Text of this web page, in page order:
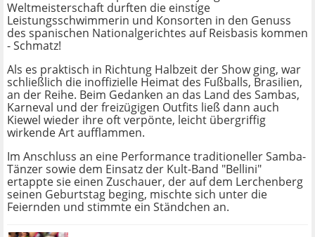
Weltmeisterschaft durften die einstige
Leistungsschwimmerin und Konsorten in den Genuss
des spanischen Nationalgerichtes auf Reisbasis kommen
- Schmatz!
Als es praktisch in Richtung Halbzeit der Show ging, war
schließlich die inoffizielle Heimat des Fußballs, Brasilien,
an der Reihe. Beim Gedanken an das Land des Sambas,
Karneval und der freizügigen Outfits ließ dann auch
Kiewel wieder ihre oft verpönte, leicht übergriffig
wirkende Art aufflammen.
Im Anschluss an eine Performance traditioneller Samba-
Tänzer sowie dem Einsatz der Kult-Band "Bellini"
ertappte sie einen Zuschauer, der auf dem Lerchenberg
seinen Geburtstag beging, mischte sich unter die
Feiernden und stimmte ein Ständchen an.